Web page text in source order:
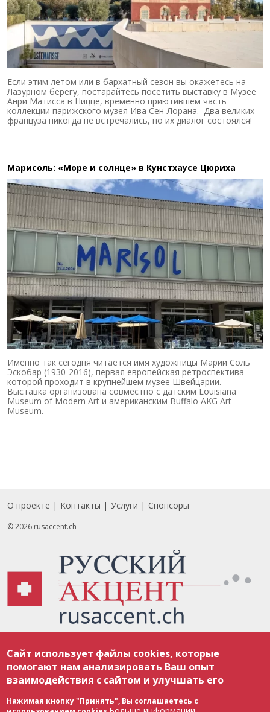
Если этим летом или в бархатный сезон вы окажетесь на
Лазурном берегу, постарайтесь посетить выставку в Музее
Анри Матисса в Ницце, временно приютившем часть
коллекции парижского музея Ива Сен-Лорана. Два великих
француза никогда не встречались, но их диалог состоялся!
Марисоль: «Море и солнце» в Кунстхаусе Цюриха
Именно так сегодня читается имя художницы Марии Соль
Эскобар (1930-2016), первая европейская ретроспектива
которой проходит в крупнейшем музее Швейцарии.
Выставка организована совместно с датским Louisiana
Museum of Modern Art и американским Buffalo AKG Art
Museum.
Footer
О проекте Контакты Услуги Спонсоры
© 2026 rusaccent.ch
соответствии с законодательством Швейцарии об авторском праве и
международными соглашениями. Полное или частичное использование
материалов возможно только с разрешения редакции. В случае полного
или частичного воспроизведения материалов сайта rusaccent.ch,
ОБЯЗАТЕЛЬНА АКТИВНАЯ ГИПЕРССЫЛКА на конкретный заимствованный
текст. Фотоизображения, размещенные редакцией rusaccent.ch, являются
ее исключительной собственностью. Полное или частичное
Сайт использует файлы cookies, которые
помогают нам анализировать Ваш опыт
взаимодействия с сайтом и улучшать его
Нажимая кнопку "Принять", Вы соглашаетесь с